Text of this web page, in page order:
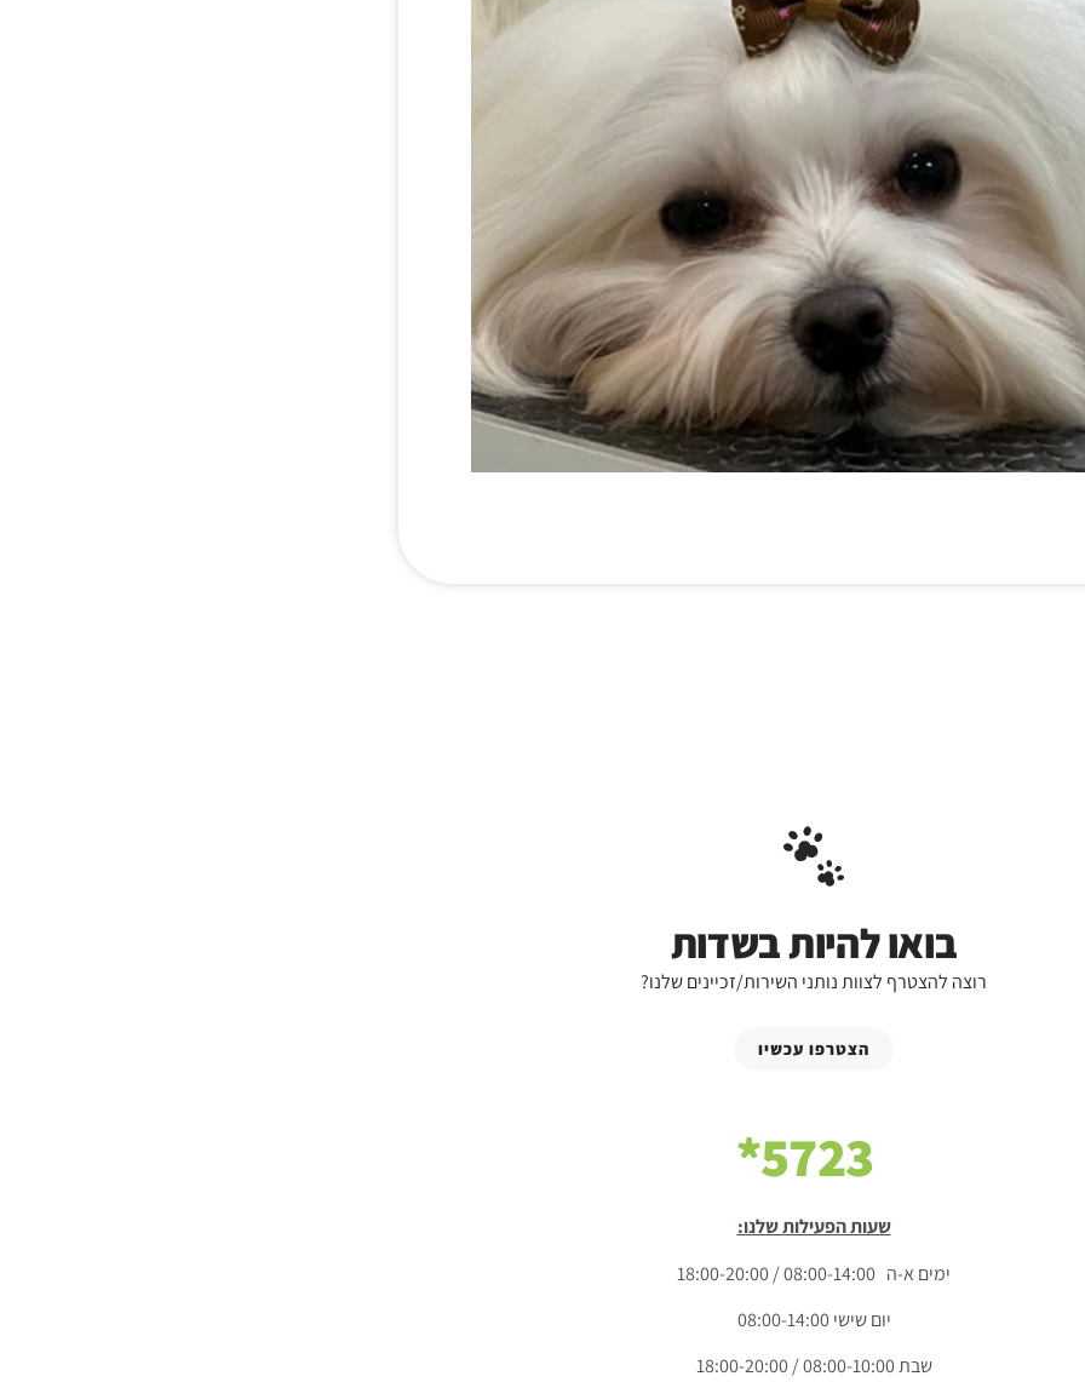
בואו להיות בשדות
רוצה להצטרף לצוות נותני השירות/זכיינים שלנו?
הצטרפו עכשיו
5723*
שעות הפעילות שלנו:
ימים א-ה 08:00-14:00 / 18:00-20:00
יום שישי 08:00-14:00
שבת 08:00-10:00 / 18:00-20:00